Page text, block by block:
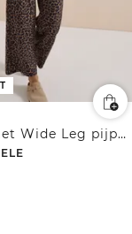
Broek met Wide Leg pijpen van Silk-Touch-kwaliteit